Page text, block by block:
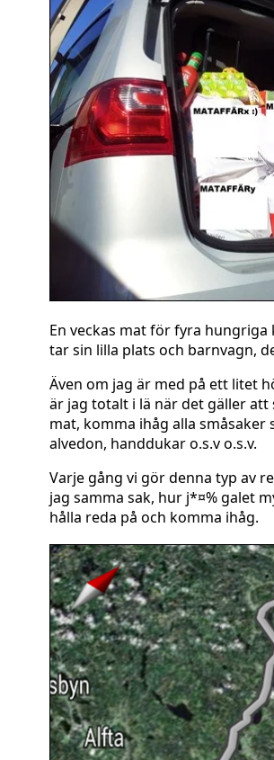
En veckas mat för fyra
tar sin lilla plats och barnvagn,
Även om jag är med på ett litet
är jag totalt i lä när det gäller att
mat, komma ihåg alla småsaker
alvedon, handdukar o.s.v o.s.v.
Varje gång vi gör denna typ av
jag samma sak, hur j*¤% galet
hålla reda på och komma ihåg.